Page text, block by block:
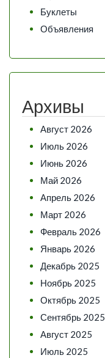
Буклеты
Объявления
Архивы
Август 2026
Июль 2026
Июнь 2026
Май 2026
Апрель 2026
Март 2026
Февраль 2026
Январь 2026
Декабрь 2025
Ноябрь 2025
Октябрь 2025
Сентябрь 2025
Август 2025
Июль 2025